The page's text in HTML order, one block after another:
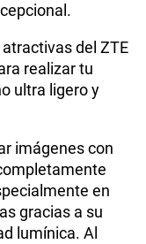
del ZTE
realizar tu
ultra ligero y
imágenes con
en
gracias a su
lumínica. Al